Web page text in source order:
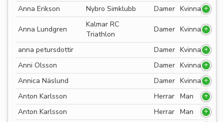
Anna Erikson
Nybro Simklubb Damer Kvinna
Anna Lundgren
Kalmar RC
Triathlon
Damer Kvinna
anna petursdottir Damer Kvinna
Anni Olsson
Damer Kvinna
Annica Näslund
Damer Kvinna
Anton Karlsson
Herrar Man
Anton Karlsson
Herrar Man